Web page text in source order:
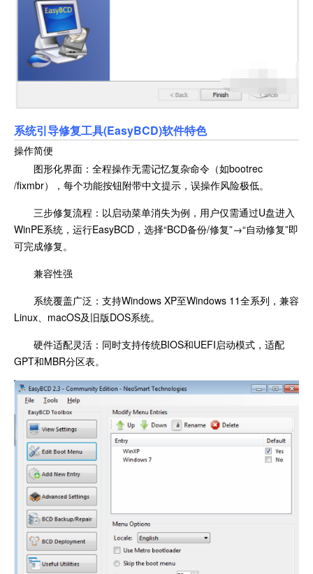
系统引导修复工具(EasyBCD)软件特色
操作简便
图形化界面：全程操作无需记忆复杂命令（如bootrec
/fixmbr），每个功能按钮附带中文提示，误操作风险极低。
三步修复流程：以启动菜单消失为例，用户仅需通过U盘进入
WinPE系统，运行EasyBCD，选择“BCD备份/修复”→“自动修复”即
可完成修复。
兼容性强
系统覆盖广泛：支持Windows XP至Windows 11全系列，兼容
Linux、macOS及旧版DOS系统。
硬件适配灵活：同时支持传统BIOS和UEFI启动模式，适配
GPT和MBR分区表。